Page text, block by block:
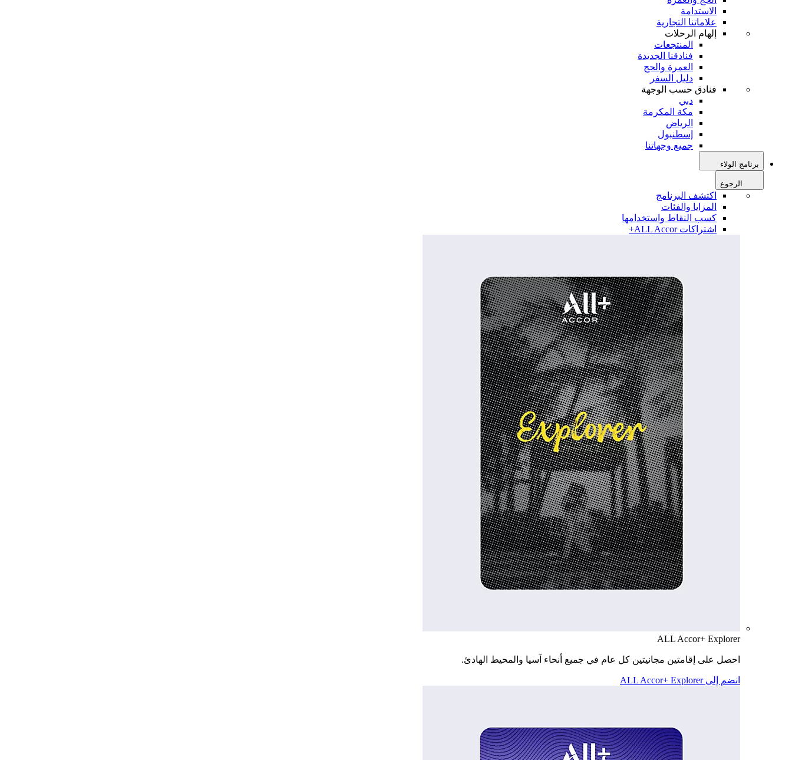
الاستدامة
علاماتنا التجارية
إلهام الرحلات
المنتجعات
فنادقنا الجديدة
العمرة والحج
دليل السفر
فنادق حسب الوجهة
دبي
مكة المكرمة
الرياض
إسطنبول
جميع وجهاتنا
برنامج الولاء
الرجوع
اكتشف البرنامج
المزايا والفئات
كسب النقاط واستخدامها
اشتراكات ALL Accor+
ALL Accor+ Explorer
احصل على إقامتين مجانيتين كل عام في جميع أنحاء آسيا والمحيط الهادئ.
انضم إلى ALL Accor+ Explorer